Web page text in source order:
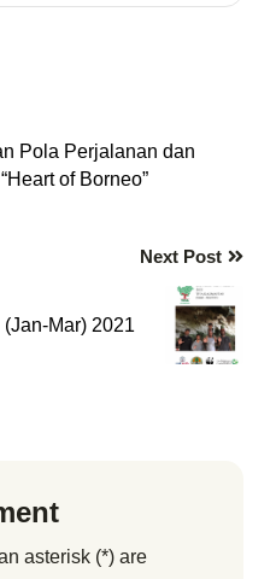
Pola Perjalanan dan
of Borneo”
Next Post
Mar) 2021
asterisk (*) are